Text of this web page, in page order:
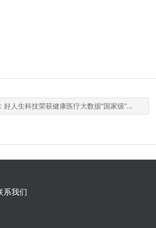
: 好人生科技荣获健康医疗大数据“国家级”荣誉！
系我们